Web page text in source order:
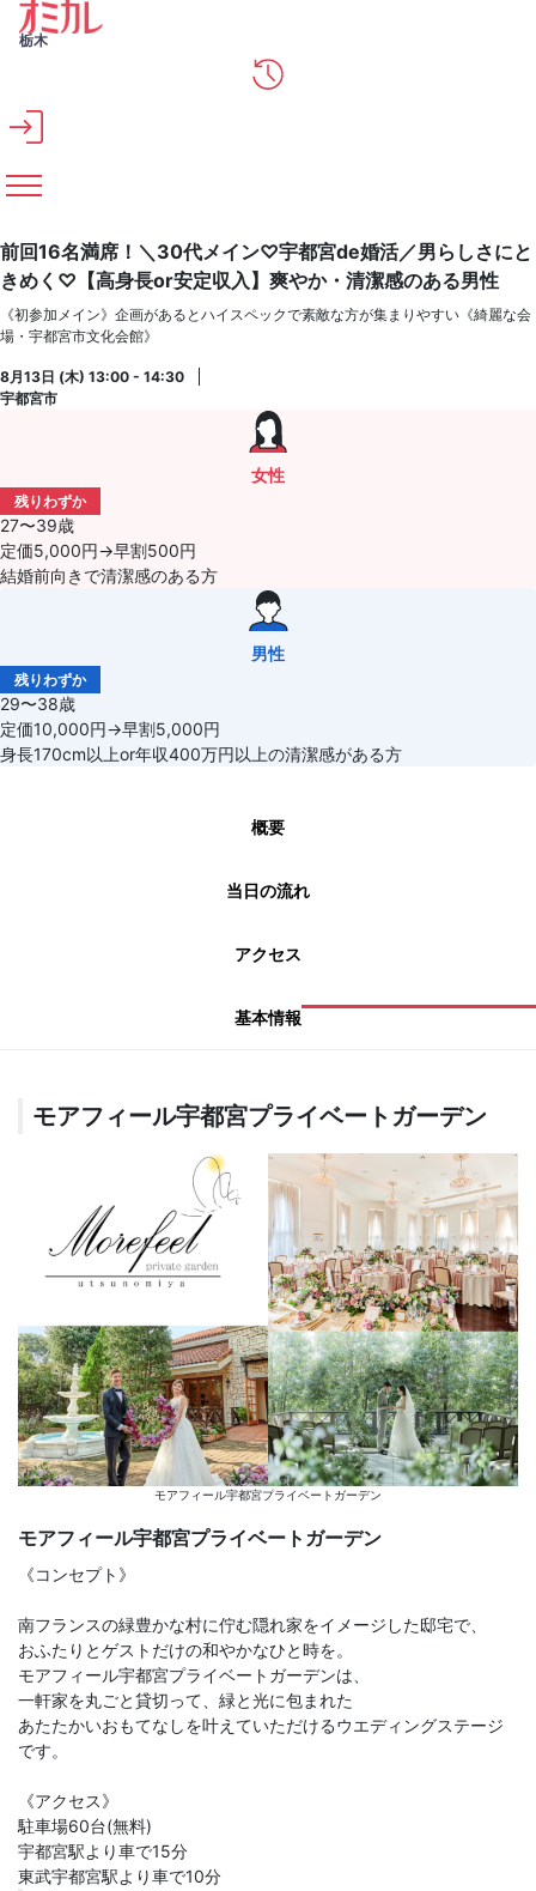
メインコンテンツへスキップ
栃木
前回16名満席！＼30代メイン♡宇都宮de婚活／男らしさにと
きめく♡【高身長or安定収入】爽やか・清潔感のある男性
《初参加メイン》企画があるとハイスペックで素敵な方が集まりやすい《綺麗な会
場・宇都宮市文化会館》
8月13日 (木) 13:00 - 14:30
宇都宮市
女性
残りわずか
27〜39歳
定価5,000円→早割500円
結婚前向きで清潔感のある方
男性
残りわずか
29〜38歳
定価10,000円→早割5,000円
身長170cm以上or年収400万円以上の清潔感がある方
概要
当日の流れ
アクセス
基本情報
モアフィール宇都宮プライベートガーデン
モアフィール宇都宮プライベートガーデン
モアフィール宇都宮プライベートガーデン
《コンセプト》
南フランスの緑豊かな村に佇む隠れ家をイメージした邸宅で、
おふたりとゲストだけの和やかなひと時を。
モアフィール宇都宮プライベートガーデンは、
一軒家を丸ごと貸切って、緑と光に包まれた
あたたかいおもてなしを叶えていただけるウエディングステージ
です。
《アクセス》
駐車場60台(無料)
宇都宮駅より車で15分
東武宇都宮駅より車で10分